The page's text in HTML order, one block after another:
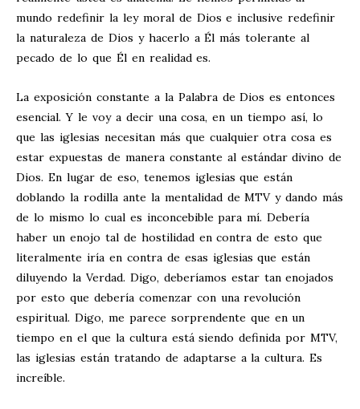
mundo redefinir la ley moral de Dios e inclusive redefinir
la naturaleza de Dios y hacerlo a Él más tolerante al
pecado de lo que Él en realidad es.
La exposición constante a la Palabra de Dios es entonces
esencial. Y le voy a decir una cosa, en un tiempo así, lo
que las iglesias necesitan más que cualquier otra cosa es
estar expuestas de manera constante al estándar divino de
Dios. En lugar de eso, tenemos iglesias que están
doblando la rodilla ante la mentalidad de MTV y dando más
de lo mismo lo cual es inconcebible para mí. Debería
haber un enojo tal de hostilidad en contra de esto que
literalmente iría en contra de esas iglesias que están
diluyendo la Verdad. Digo, deberíamos estar tan enojados
por esto que debería comenzar con una revolución
espiritual. Digo, me parece sorprendente que en un
tiempo en el que la cultura está siendo definida por MTV,
las iglesias están tratando de adaptarse a la cultura. Es
increíble.